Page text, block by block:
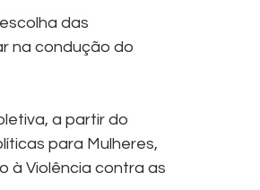
das
na condução do
a partir do
para Mulheres,
à Violência contra as